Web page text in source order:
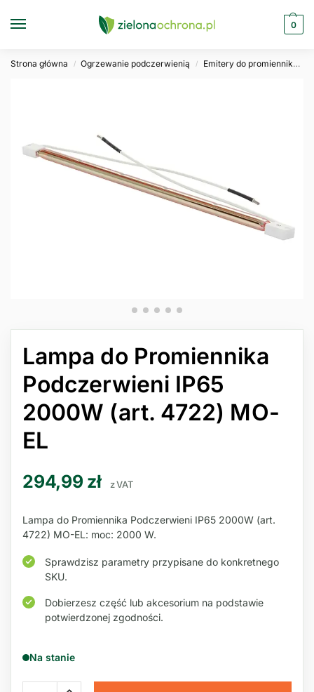
0
Strona główna / Ogrzewanie podczerwienią / Emitery do promienników
Lampa do Promiennika
Podczerwieni IP65
2000W (art. 4722) MO-
EL
294,99 zł z VAT
Lampa do Promiennika Podczerwieni IP65 2000W (art.
4722) MO-EL: moc: 2000 W.
Sprawdzisz parametry przypisane do konkretnego
SKU.
Dobierzesz część lub akcesorium na podstawie
potwierdzonej zgodności.
Na stanie